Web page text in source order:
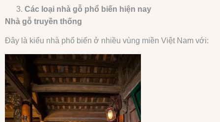
Các loại nhà gỗ phổ biến hiện nay
Nhà gỗ truyền thống
Đây là kiểu nhà phổ biến ở nhiều vùng miền Việt Nam với: